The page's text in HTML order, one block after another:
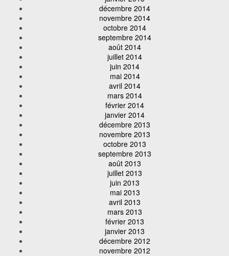
décembre 2014
novembre 2014
octobre 2014
septembre 2014
août 2014
juillet 2014
juin 2014
mai 2014
avril 2014
mars 2014
février 2014
janvier 2014
décembre 2013
novembre 2013
octobre 2013
septembre 2013
août 2013
juillet 2013
juin 2013
mai 2013
avril 2013
mars 2013
février 2013
janvier 2013
décembre 2012
novembre 2012